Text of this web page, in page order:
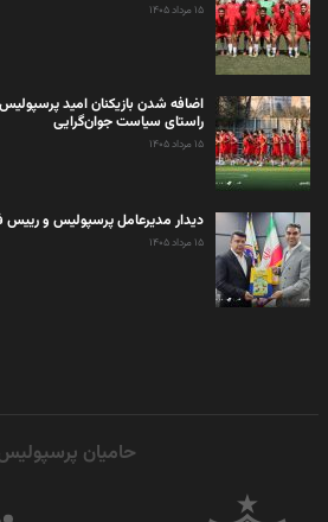
۱۵ مرداد ۱۴۰۵
اضافه شدن بازیکنان امید
راستای سیاست جوان‌گرایی
۱۵ مرداد ۱۴۰۵
دیدار مدیرعامل پرسپولیس و رییس
۱۵ مرداد ۱۴۰۵
حامیان